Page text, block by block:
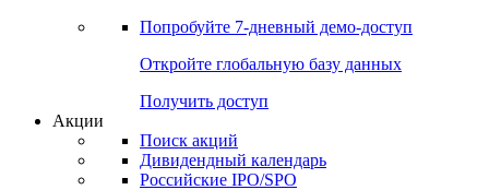
Попробуйте 7-дневный демо-доступ
Откройте глобальную базу данных
Получить доступ
Акции
Поиск акций
Дивидендный календарь
Российские IPO/SPO